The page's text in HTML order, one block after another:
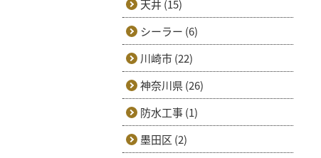
天井 (15)
シーラー (6)
川崎市 (22)
神奈川県 (26)
防水工事 (1)
墨田区 (2)